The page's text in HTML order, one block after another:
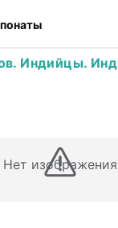
Индийцы.
Нет изображения